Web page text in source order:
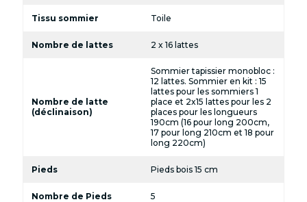
Tissu sommier Toile
Nombre de lattes 2 x 16 lattes
Nombre de latte
(déclinaison)
Sommier tapissier monobloc :
12 lattes. Sommier en kit : 15
lattes pour les sommiers 1
place et 2x15 lattes pour les 2
places pour les longueurs
190cm (16 pour long 200cm,
17 pour long 210cm et 18 pour
long 220cm)
Pieds Pieds bois 15 cm
Nombre de Pieds 5